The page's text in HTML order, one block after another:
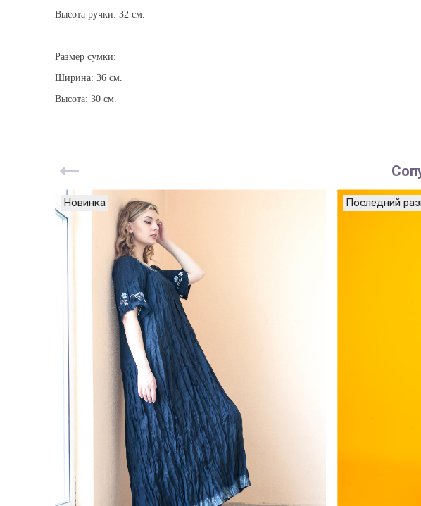
Высота ручки: 32 см.
Размер сумки:
Ширина: 36 см.
Высота: 30 см.
Новинка Последний